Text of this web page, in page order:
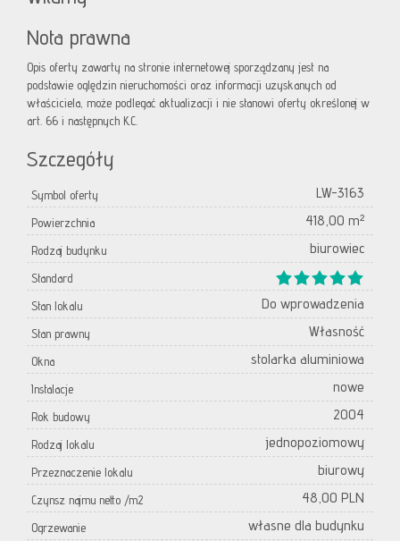
Nota prawna
Opis oferty zawarty na stronie internetowej sporządzany jest na
podstawie oględzin nieruchomości oraz informacji uzyskanych od
właściciela, może podlegać aktualizacji i nie stanowi oferty określonej w
art. 66 i następnych K.C.
Szczegóły
Symbol oferty LW-3163
Powierzchnia 418,00 m²
Rodzaj budynku biurowiec
Standard
Stan lokalu
Do wprowadzenia
Stan prawny Własność
Okna stolarka aluminiowa
Instalacje nowe
Rok budowy 2004
Rodzaj lokalu jednopoziomowy
Przeznaczenie lokalu biurowy
Czynsz najmu netto /m2 48,00 PLN
Ogrzewanie własne dla budynku